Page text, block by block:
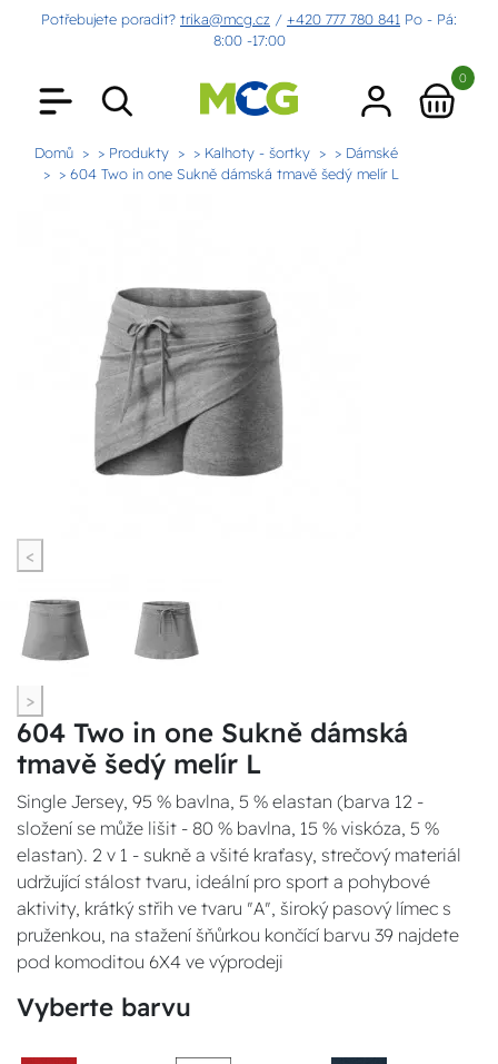
Potřebujete poradit? trika@mcg.cz / +420 777 780 841 Po - Pá:
8:00 -17:00
0
Domů > Produkty > Kalhoty - šortky
> Dámské
> 604 Two in one Sukně dámská tmavě šedý melír L
<
>
604 Two in one Sukně dámská
tmavě šedý melír L
Single Jersey, 95 % bavlna, 5 % elastan (barva 12 -
složení se může lišit - 80 % bavlna, 15 % viskóza, 5 %
elastan). 2 v 1 - sukně a všité kraťasy, strečový materiál
udržující stálost tvaru, ideální pro sport a pohybové
aktivity, krátký střih ve tvaru "A", široký pasový límec s
pruženkou, na stažení šňůrkou končící barvu 39 najdete
pod komoditou 6X4 ve výprodeji
Vyberte barvu